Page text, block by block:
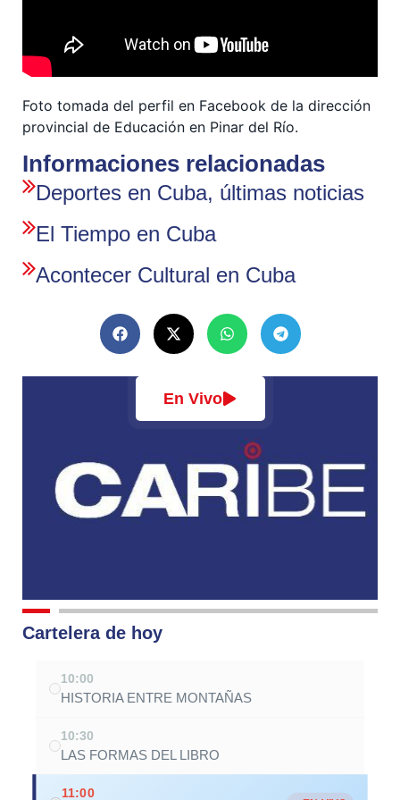
Foto tomada del perfil en Facebook de la dirección
provincial de Educación en Pinar del Río.
Informaciones relacionadas
Deportes en Cuba, últimas noticias
El Tiempo en Cuba
Acontecer Cultural en Cuba
En Vivo
Cartelera de hoy
10:00
HISTORIA ENTRE MONTAÑAS
10:30
LAS FORMAS DEL LIBRO
11:00